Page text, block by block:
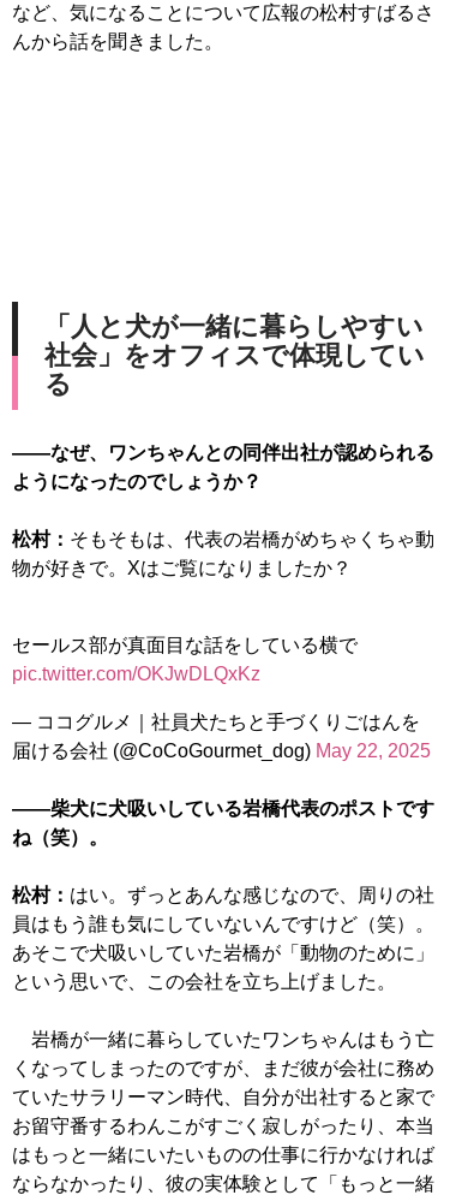
など、気になることについて広報の松村すばるさ
んから話を聞きました。
「人と犬が一緒に暮らしやすい
社会」をオフィスで体現してい
る
――なぜ、ワンちゃんとの同伴出社が認められる
ようになったのでしょうか？
松村： そもそもは、代表の岩橋がめちゃくちゃ動
物が好きで。Xはご覧になりましたか？
セールス部が真面目な話をしている横で
pic.twitter.com/OKJwDLQxKz
— ココグルメ｜社員犬たちと手づくりごはんを
届ける会社 (@CoCoGourmet_dog) May 22, 2025
――柴犬に犬吸いしている岩橋代表のポストです
ね（笑）。
松村： はい。ずっとあんな感じなので、周りの社
員はもう誰も気にしていないんですけど（笑）。
あそこで犬吸いしていた岩橋が「動物のために」
という思いで、この会社を立ち上げました。
岩橋が一緒に暮らしていたワンちゃんはもう亡
くなってしまったのですが、まだ彼が会社に務め
ていたサラリーマン時代、自分が出社すると家で
お留守番するわんこがすごく寂しがったり、本当
はもっと一緒にいたいものの仕事に行かなければ
ならなかったり、彼の実体験として「もっと一緒